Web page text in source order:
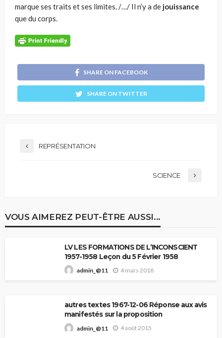
marque ses traits et ses limites. /…/ Il n’y a de jouissance
que du corps.
SHARE ON FACEBOOK
SHARE ON TWITTER
REPRÉSENTATION
SCIENCE
VOUS AIMEREZ PEUT-ÊTRE AUSSI...
LV LES FORMATIONS DE L’INCONSCIENT
1957-1958 Leçon du 5 Février 1958
admin_@11 4 mars 2018
autres textes 1967-12-06 Réponse aux avis
manifestés sur la proposition
admin_@11 4 août 2015